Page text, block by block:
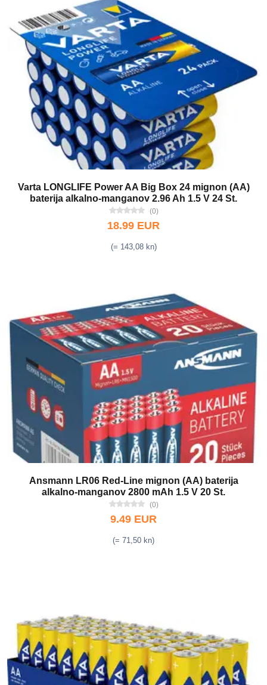
Varta LONGLIFE Power AA Big Box 24 mignon (AA)
baterija alkalno-manganov 2.96 Ah 1.5 V 24 St.
(0)
18.99 EUR
(= 143,08 kn)
Ansmann LR06 Red-Line mignon (AA) baterija
alkalno-manganov 2800 mAh 1.5 V 20 St.
(0)
9.49 EUR
(= 71,50 kn)